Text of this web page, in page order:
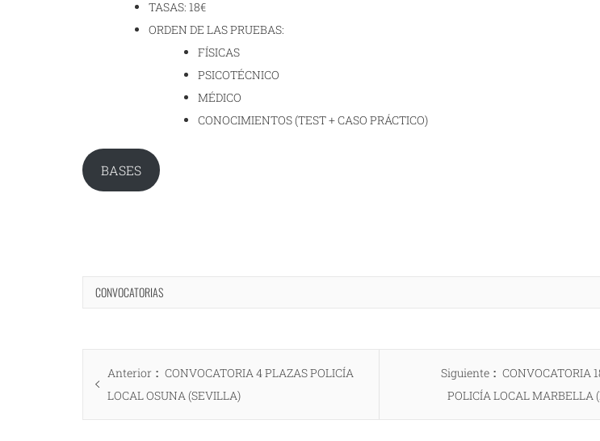
TASAS: 18€
ORDEN DE LAS PRUEBAS:
FÍSICAS
PSICOTÉCNICO
MÉDICO
CONOCIMIENTOS (TEST + CASO PRÁCTICO)
BASES
CONVOCATORIAS
Navegación
de Anterior
Entrada
anterior:
CONVOCATORIA 4 PLAZAS POLICÍA
LOCAL OSUNA (SEVILLA)
Siguiente
Entrada
siguiente:
CONVOCATORIA
POLICÍA LOCAL MARBELLA